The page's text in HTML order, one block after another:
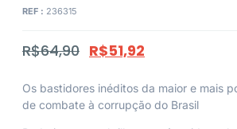
REF : 236315
R$64,90 R$51,92
Os bastidores inéditos da maior e mais
de combate à corrupção do Brasil